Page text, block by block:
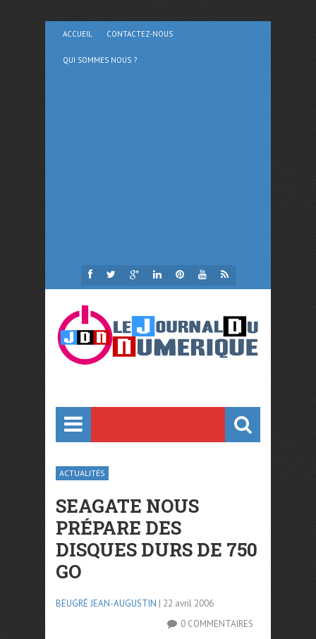
ACCUEIL CONTACTEZ-NOUS
QUI SOMMES NOUS ?
ACTUALITÉS
SEAGATE NOUS
PRÉPARE DES
DISQUES DURS DE 750
GO
BEUGRÉ JEAN-AUGUSTIN | 22 avril 2006
0 COMMENTAIRES